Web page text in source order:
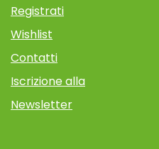
Registrati
Wishlist
Contatti
Iscrizione alla
Newsletter